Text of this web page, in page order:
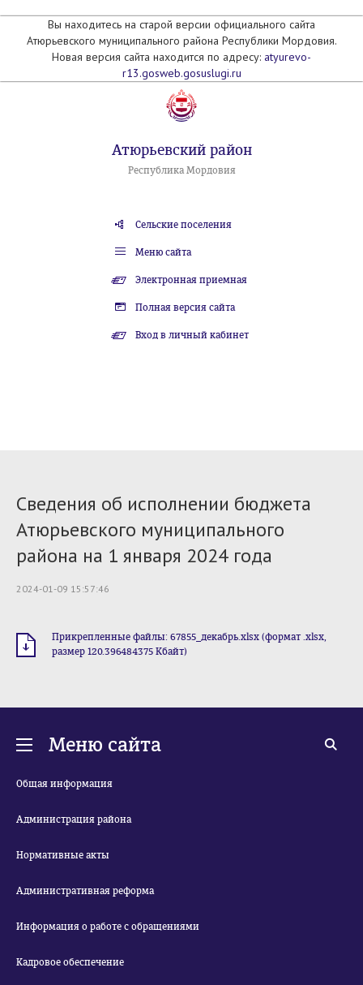
Вы находитесь на старой версии официального сайта
Атюрьевского муниципального района Республики Мордовия.
Новая версия сайта находится по адресу: atyurevo-
r13.gosweb.gosuslugi.ru
Атюрьевский район
Республика Мордовия
Сельские поселения
Меню сайта
Электронная приемная
Полная версия сайта
Вход в личный кабинет
Сведения об исполнении бюджета
Атюрьевского муниципального
района на 1 января 2024 года
2024-01-09 15:57:46
Прикрепленные файлы: 67855_декабрь.xlsx (формат .xlsx,
размер 120.396484375 Кбайт)
Меню сайта
Общая информация
Администрация района
Нормативные акты
Административная реформа
Информация о работе с обращениями
Кадровое обеспечение